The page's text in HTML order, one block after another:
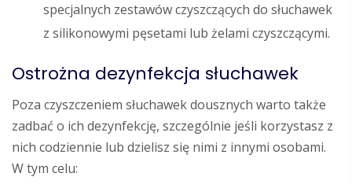
specjalnych zestawów czyszczących do słuchawek
z silikonowymi pęsetami lub żelami czyszczącymi.
Ostrożna dezynfekcja słuchawek
Poza czyszczeniem słuchawek dousznych warto także
zadbać o ich dezynfekcję, szczególnie jeśli korzystasz z
nich codziennie lub dzielisz się nimi z innymi osobami.
W tym celu: